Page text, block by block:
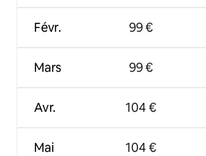
Févr.
Mars
Avr.
Mai
99 €
99 €
104 €
104 €